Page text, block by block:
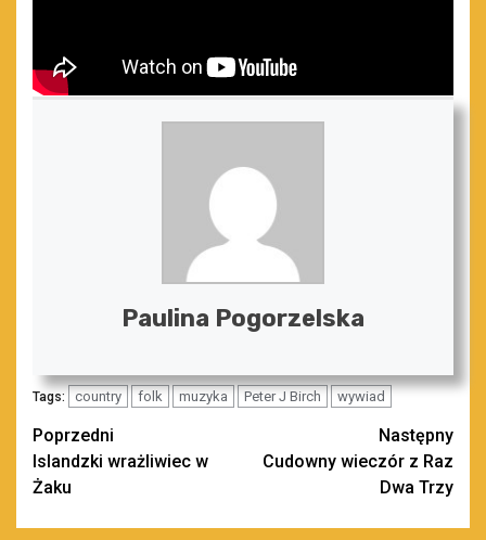
Paulina Pogorzelska
Tags: country folk muzyka Peter J Birch wywiad
Zobacz
wpisy
Poprzedni
Islandzki wrażliwiec w
Żaku
Następny
Cudowny wieczór z Raz
Dwa Trzy